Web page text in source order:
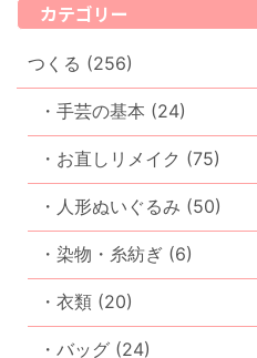
カテゴリー
つくる (256)
・手芸の基本 (24)
・お直しリメイク (75)
・人形ぬいぐるみ (50)
・染物・糸紡ぎ (6)
・衣類 (20)
・バッグ (24)